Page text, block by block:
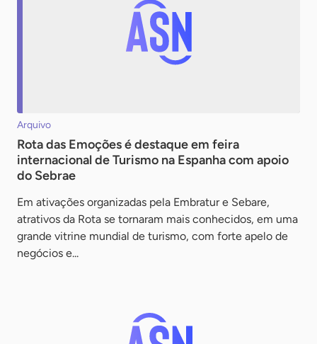
Arquivo
Rota das Emoções é destaque em feira
internacional de Turismo na Espanha com apoio
do Sebrae
Em ativações organizadas pela Embratur e Sebare,
atrativos da Rota se tornaram mais conhecidos, em uma
grande vitrine mundial de turismo, com forte apelo de
negócios e...